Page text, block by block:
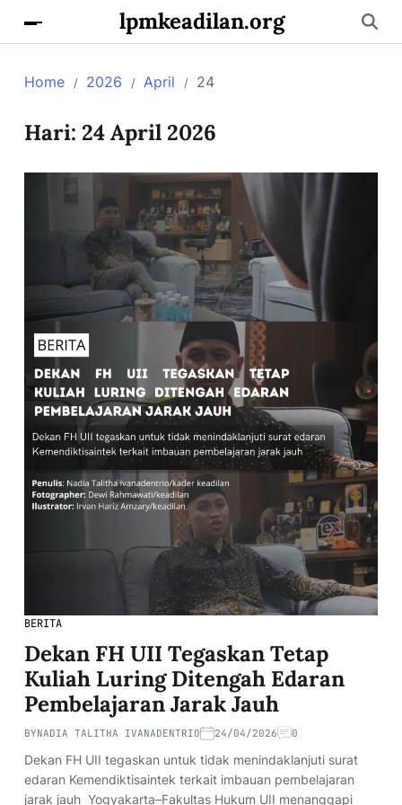
lpmkeadilan.org
Home 2026 April 24
Hari: 24 April 2026
BERITA
Dekan FH UII Tegaskan Tetap
Kuliah Luring Ditengah Edaran
Pembelajaran Jarak Jauh
BYNADIA TALITHA IVANADENTRIO 24/04/2026 0
Dekan FH UII tegaskan untuk tidak menindaklanjuti surat
edaran Kemendiktisaintek terkait imbauan pembelajaran
jarak jauh Yogyakarta–Fakultas Hukum UII menanggapi